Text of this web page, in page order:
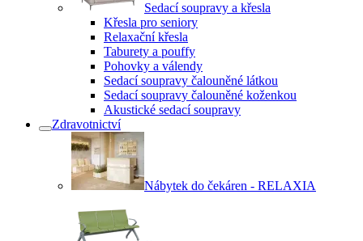
Sedací soupravy a křesla
Křesla pro seniory
Relaxační křesla
Taburety a pouffy
Pohovky a válendy
Sedací soupravy čalouněné látkou
Sedací soupravy čalouněné koženkou
Akustické sedací soupravy
Zdravotnictví
Nábytek do čekáren - RELAXIA